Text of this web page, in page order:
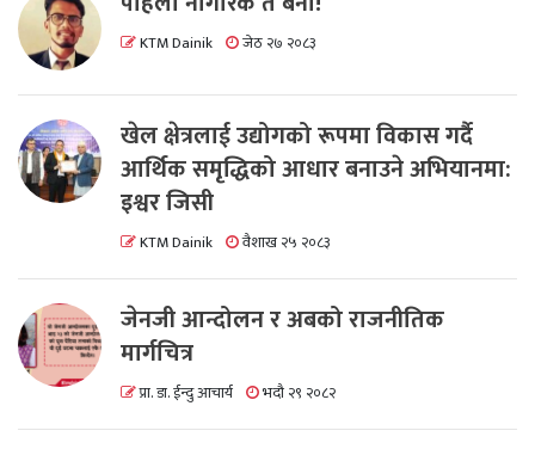
KTM Dainik जेठ २७ २०८३
खेल क्षेत्रलाई उद्योगको रूपमा विकास गर्दै
आर्थिक समृद्धिको आधार बनाउने अभियानमा:
इश्वर जिसी
KTM Dainik वैशाख २५ २०८३
जेनजी आन्दोलन र अबको राजनीतिक
मार्गचित्र
प्रा. डा. ईन्दु आचार्य भदौ २९ २०८२